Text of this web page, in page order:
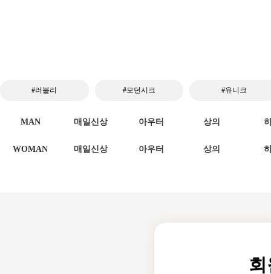
#러블리 #모던시크 #유니크
MAN 매일신상 아우터 상의
WOMAN 매일신상 아우터 상의